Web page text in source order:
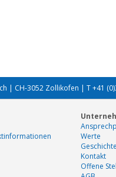
| CH-3052 Zollikofen | T +41
Werte
Geschichte
Kontakt
Offene